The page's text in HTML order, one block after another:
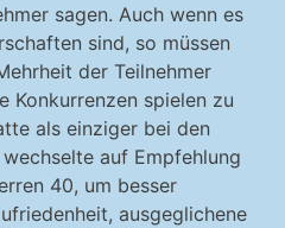
sagen. Auch wenn es
sind, so müssen
der Teilnehmer
Konkurrenzen spielen zu
als einziger bei den
auf Empfehlung
40, um besser
ausgeglichene